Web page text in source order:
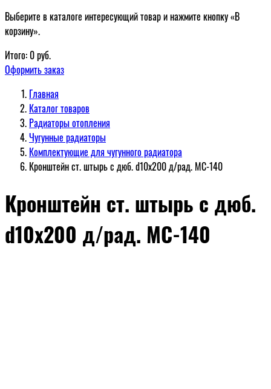
Выберите в каталоге интересующий товар и нажмите кнопку «В
корзину».
Итого: 0руб.
Оформить заказ
Главная
Каталог товаров
Радиаторы отопления
Чугунные радиаторы
Комплектующие для чугунного радиатора
Кронштейн ст. штырь с дюб. d10x200 д/рад. МС-140
Кронштейн ст. штырь с дюб.
d10x200 д/рад. МС-140